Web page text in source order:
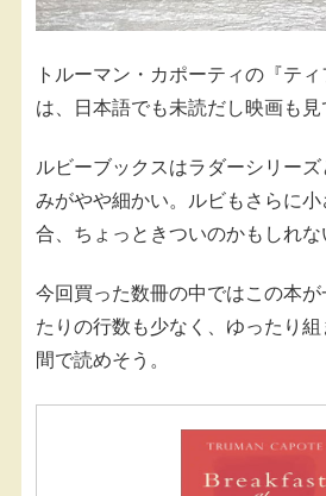
トルーマン・カポーティの『ティ
は、日本語でも未読だし映画も見
ルビーブックスはラダーシリー
みがやや細かい。ルビもさらに
合、ちょっときついのかもしれな
今回買った数冊の中ではこの本
たりの行数も少なく、ゆったり
間で読めそう。